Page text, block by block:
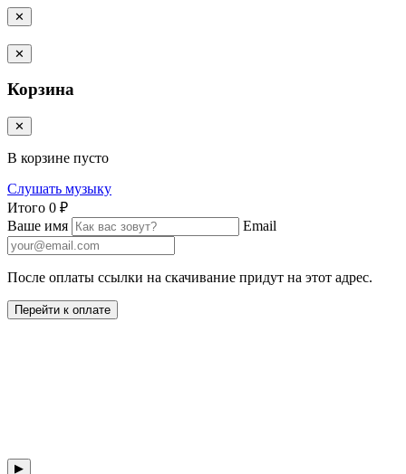
✕
✕
Корзина
✕
В корзине пусто
Слушать музыку
Итого 0 ₽
Ваше имя
Email
После оплаты ссылки на скачивание придут на этот адрес.
Перейти к оплате
▶